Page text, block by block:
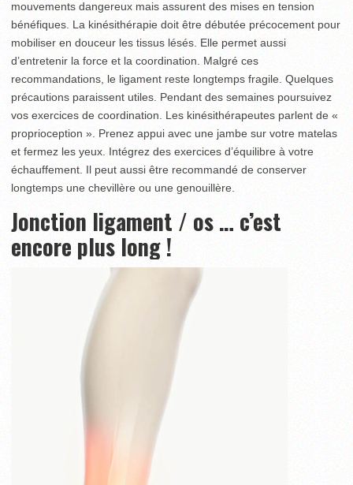
mouvements dangereux mais assurent des mises en tension
bénéfiques. La kinésithérapie doit être débutée précocement pour
mobiliser en douceur les tissus lésés. Elle permet aussi
d’entretenir la force et la coordination. Malgré ces
recommandations, le ligament reste longtemps fragile. Quelques
précautions paraissent utiles. Pendant des semaines poursuivez
vos exercices de coordination. Les kinésithérapeutes parlent de «
proprioception ». Prenez appui avec une jambe sur votre matelas
et fermez les yeux. Intégrez des exercices d’équilibre à votre
échauffement. Il peut aussi être recommandé de conserver
longtemps une chevillère ou une genouillère.
Jonction ligament / os … c’est
encore plus long !